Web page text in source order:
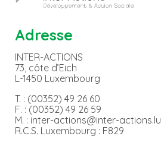
Adresse
INTER-ACTIONS
73, côte d’Eich
L-1450 Luxembourg
T. : (00352) 49 26 60
F. : (00352) 49 26 59
M. : inter-actions@inter-actions.lu
R.C.S. Luxembourg : F829